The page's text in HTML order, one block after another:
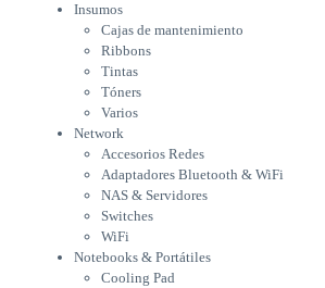
Varios
Network
Accesorios Redes
Adaptadores Bluetooth & WiFi
Switches
WiFi
Notebooks & Portátiles
Cargador para notebook
Cooling Pad
PDV
Accesorios para PDV
Lector de códigos de barra
Insumos
Cajas de mantenimiento
Ribbons
Tintas
Tóners
Varios
Network
Accesorios Redes
Adaptadores Bluetooth & WiFi
NAS & Servidores
Switches
WiFi
Notebooks & Portátiles
Cooling Pad